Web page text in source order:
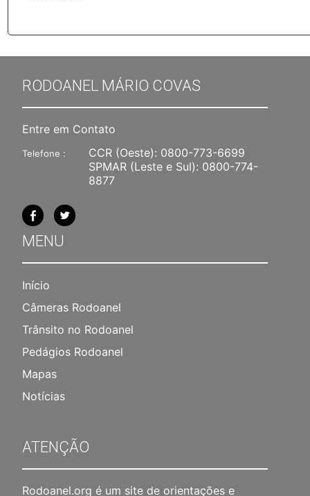
RODOANEL MÁRIO COVAS
Entre em Contato
Telefone : CCR (Oeste): 0800-773-6699
SPMAR (Leste e Sul): 0800-774-
8877
MENU
Início
Câmeras Rodoanel
Trânsito no Rodoanel
Pedágios Rodoanel
Mapas
Notícias
ATENÇÃO
Rodoanel.org é um site de orientações e